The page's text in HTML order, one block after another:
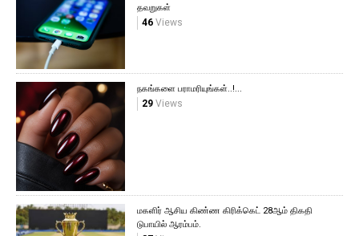
தவறுகள்
46Views
நகங்களை பராமரியுங்கள்..!...
29Views
மகளிர் ஆசிய கிண்ண கிரிக்கெட் 28ஆம் திகதி
டுபாயில் ஆரம்பம்.